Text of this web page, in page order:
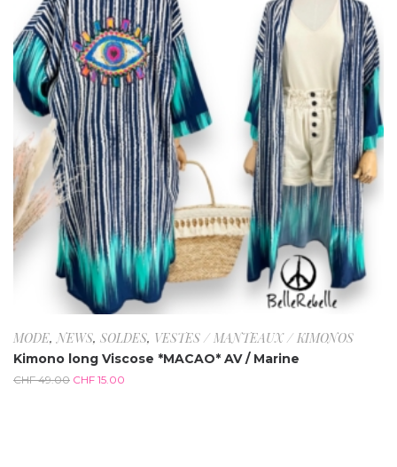
MODE,NEWS, SOLDES, VESTES / MANTEAUX / KIMONOS
Kimono long Viscose *MACAO* AV / Marine
CHF49.00 CHF 15.00